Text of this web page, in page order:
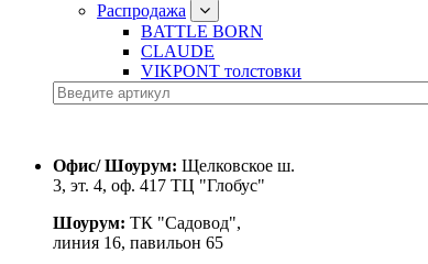
Распродажа
BATTLE BORN
CLAUDE
VIKPONT толстовки
Офис/ Шоурум: Щелковское ш.
3, эт. 4, оф. 417 ТЦ "Глобус"
Шоурум: ТК "Садовод",
линия 16, павильон 65